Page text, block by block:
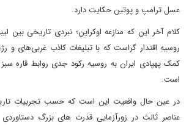
عسل ترامپ و پوتین حکایت دارد.
کلام آخر این که منازعه اوکراین؛ نبردی تاریخی بین
روسیه اقتدار گراست که با تبلیغات کاذب غربی‌های و
کمک پهپادی ایران به روسیه رکود جدی روابط قاره
است.
در عین حال واقعیت این است که حسب تجربیات
عناصر ثالث در زورآزمایی قدرت های بزرگ دستاوردی